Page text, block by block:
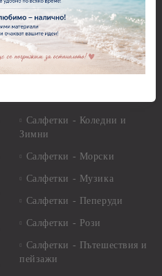
Салфетки
Салфетки - Великден
Салфетки - Детски
Салфетки - Коледни и
Зимни
Салфетки - Морски
Салфетки - Музика
Салфетки - Пеперуди
Салфетки - Рози
Салфетки - Пътешествия и
пейзажи